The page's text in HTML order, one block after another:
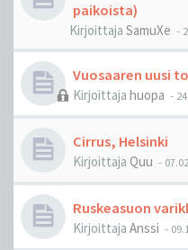
paikoista)
Kirjoittaja SamuXe -
Vuosaaren uusi
Kirjoittaja huopa -
Cirrus, Helsinki
Kirjoittaja Quu -
Ruskeasuon
Kirjoittaja Anssi -